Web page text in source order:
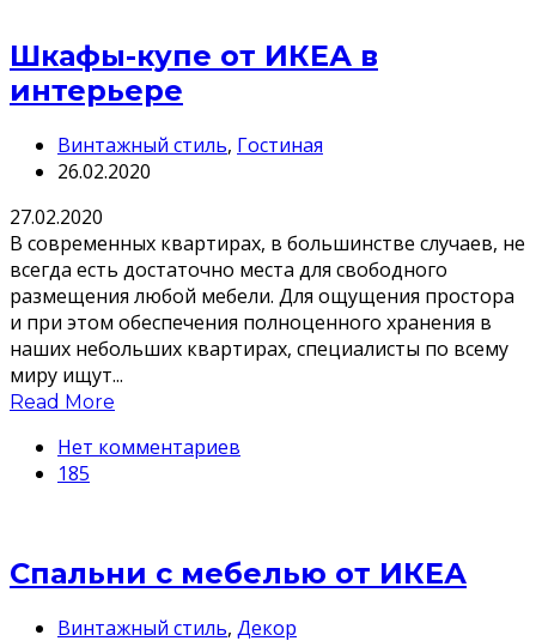
Шкафы-купе от ИКЕА в
интерьере
Винтажный стиль, Гостиная
26.02.2020
27.02.2020
В современных квартирах, в большинстве случаев, не
всегда есть достаточно места для свободного
размещения любой мебели. Для ощущения простора
и при этом обеспечения полноценного хранения в
наших небольших квартирах, специалисты по всему
миру ищут...
Read More
Нет комментариев
185
Спальни с мебелью от ИКЕА
Винтажный стиль, Декор